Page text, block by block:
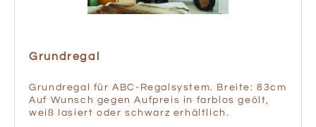
Grundregal
Grundregal für ABC-Regalsystem. Breite: 83cm
Auf Wunsch gegen Aufpreis in farblos geölt,
weiß lasiert oder schwarz erhältlich.